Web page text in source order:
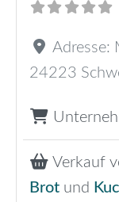
Adresse:
24223
Verkauf
Brot und